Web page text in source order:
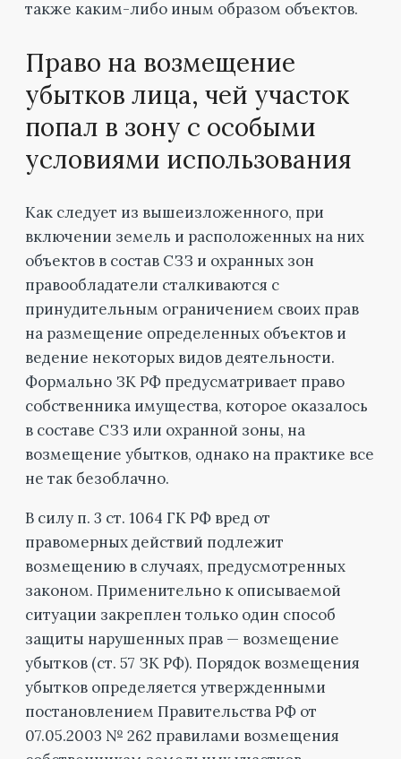
также каким-либо иным образом объектов.
Право на возмещение
убытков лица, чей участок
попал в зону с особыми
условиями использования
Как следует из вышеизложенного, при
включении земель и расположенных на них
объектов в состав СЗЗ и охранных зон
правообладатели сталкиваются с
принудительным ограничением своих прав
на размещение определенных объектов и
ведение некоторых видов деятельности.
Формально ЗК РФ предусматривает право
собственника имущества, которое оказалось
в составе СЗЗ или охранной зоны, на
возмещение убытков, однако на практике все
не так безоблачно.
В силу п. 3 ст. 1064 ГК РФ вред от
правомерных действий подлежит
возмещению в случаях, предусмотренных
законом. Применительно к описываемой
ситуации закреплен только один способ
защиты нарушенных прав — возмещение
убытков (ст. 57 ЗК РФ). Порядок возмещения
убытков определяется утвержденными
постановлением Правительства РФ от
07.05.2003 № 262 правилами возмещения